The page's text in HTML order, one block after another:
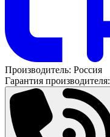
Производитель: Россия
Гарантия производителя: